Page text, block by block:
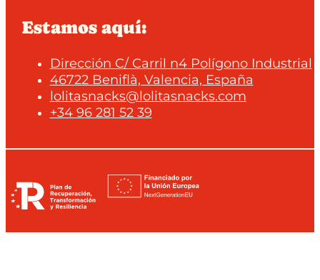
Estamos aquí:
Dirección C/ Carril n4 Polígono Industrial
46722 Beniflà, Valencia, España
lolitasnacks@lolitasnacks.com
+34 96 281 52 39